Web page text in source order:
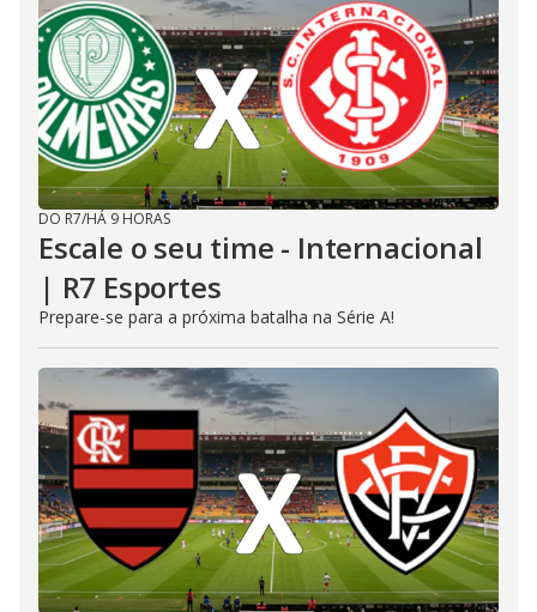
DO R7/HÁ 9 HORAS
Escale o seu time - Internacional
| R7 Esportes
Prepare-se para a próxima batalha na Série A!